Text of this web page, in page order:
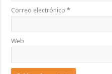
Correo electrónico*
Web